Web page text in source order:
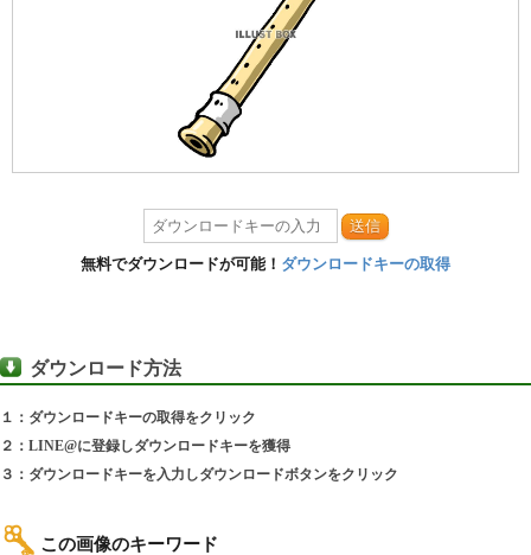
送信
無料でダウンロードが可能！ ダウンロードキーの取得
ダウンロード方法
１：ダウンロードキーの取得をクリック
２：LINE@に登録しダウンロードキーを獲得
３：ダウンロードキーを入力しダウンロードボタンをクリック
この画像のキーワード